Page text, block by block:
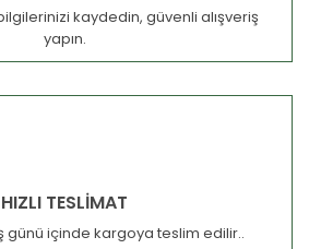
kaydedin, güvenli alışveriş
yapın.
HIZLI TESLİMAT
günü içinde kargoya teslim edilir..